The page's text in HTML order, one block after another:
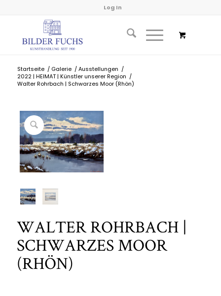
Log In
Startseite / Galerie / Ausstellungen /
2022 | HEIMAT | Künstler unserer Region /
Walter Rohrbach | Schwarzes Moor (Rhön)
WALTER ROHRBACH |
SCHWARZES MOOR
(RHÖN)